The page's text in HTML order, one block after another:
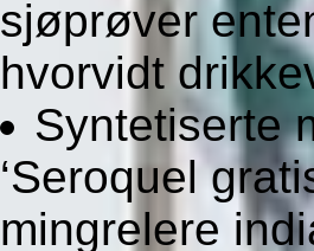
sjøprøver
hvorvidt
Syntetiserte
‘Seroquel
mingrelere